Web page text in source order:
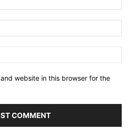
website in this browser for the